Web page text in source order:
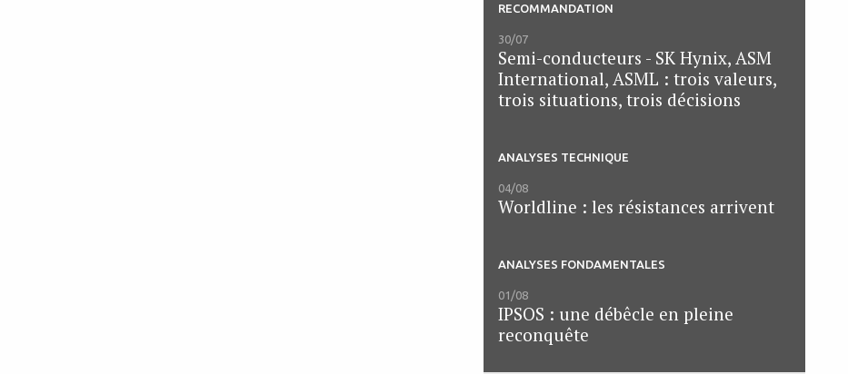
RECOMMANDATION
30/07
Semi-conducteurs - SK Hynix, ASM
International, ASML : trois valeurs,
trois situations, trois décisions
ANALYSES TECHNIQUE
04/08
Worldline : les résistances arrivent
ANALYSES FONDAMENTALES
01/08
IPSOS : une débêcle en pleine
reconquête